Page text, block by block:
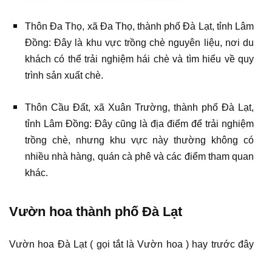
Thôn Đa Thọ, xã Đa Thọ, thành phố Đà Lạt, tỉnh Lâm
Đồng: Đây là khu vực trồng chè nguyên liệu, nơi du
khách có thể trải nghiệm hái chè và tìm hiểu về quy
trình sản xuất chè.
Thôn Cầu Đất, xã Xuân Trường, thành phố Đà Lạt,
tỉnh Lâm Đồng: Đây cũng là địa điểm để trải nghiệm
trồng chè, nhưng khu vực này thường không có
nhiều nhà hàng, quán cà phê và các điểm tham quan
khác.
Vườn hoa thành phố Đà Lạt
Vườn hoa Đà Lạt ( gọi tắt là Vườn hoa ) hay trước đây